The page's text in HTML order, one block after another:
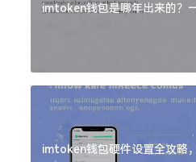
imtoken钱包是哪年出来的？
imtoken钱包硬件设置全攻略